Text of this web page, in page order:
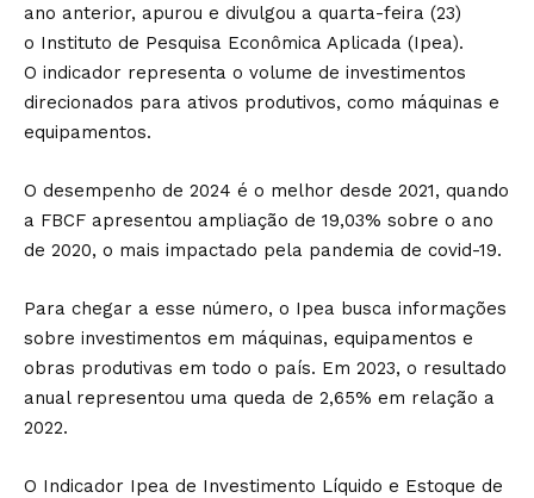
ano anterior, apurou e divulgou a quarta-feira (23)
o Instituto de Pesquisa Econômica Aplicada (Ipea).
O indicador representa o volume de investimentos
direcionados para ativos produtivos, como máquinas e
equipamentos.
O desempenho de 2024 é o melhor desde 2021, quando
a FBCF apresentou ampliação de 19,03% sobre o ano
de 2020, o mais impactado pela pandemia de covid-19.
Para chegar a esse número, o Ipea busca informações
sobre investimentos em máquinas, equipamentos e
obras produtivas em todo o país. Em 2023, o resultado
anual representou uma queda de 2,65% em relação a
2022.
O Indicador Ipea de Investimento Líquido e Estoque de